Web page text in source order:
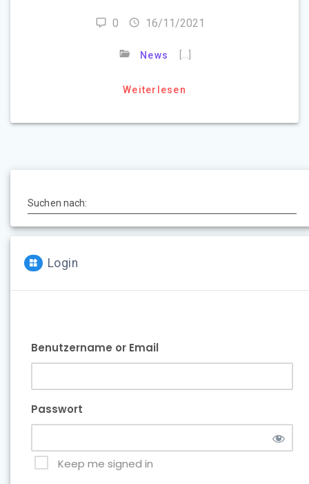
0 16/11/2021
News
Weiterlesen
Suchen nach:
Login
Benutzername or Email
Passwort
Keep me signed in